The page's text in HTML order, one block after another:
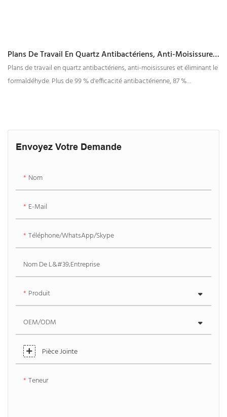
Envoyez Votre Demande
Nom
E-Mail
Téléphone/WhatsApp/Skype
Nom De L&#39;entreprise
Produit
OEM/ODM
Pièce Jointe
Teneur
Plans De Travail En Quartz Antibactériens, Anti-Moisissures
Et Éliminant Le Formaldéhyde
Plans de travail en quartz antibactériens, anti-moisissures et éliminant le
formaldéhyde. Plus de 99 % d'efficacité antibactérienne, 87 %